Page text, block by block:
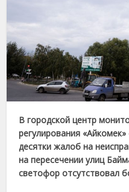
В городской центр
регулирования
десятки жалоб на
напересечении улиц
светофор отсутствовал